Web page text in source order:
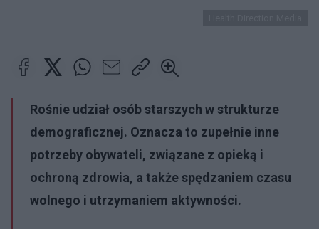
Rośnie udział osób starszych w strukturze
demograficznej. Oznacza to zupełnie inne
potrzeby obywateli, związane z opieką i
ochroną zdrowia, a także spędzaniem czasu
wolnego i utrzymaniem aktywności.